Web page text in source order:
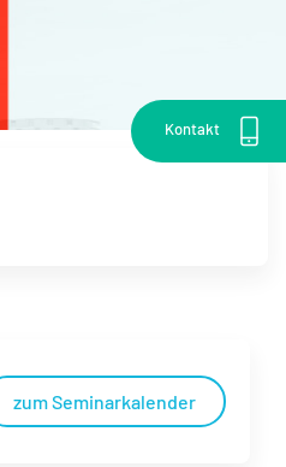
Kontakt
zum Seminarkalender